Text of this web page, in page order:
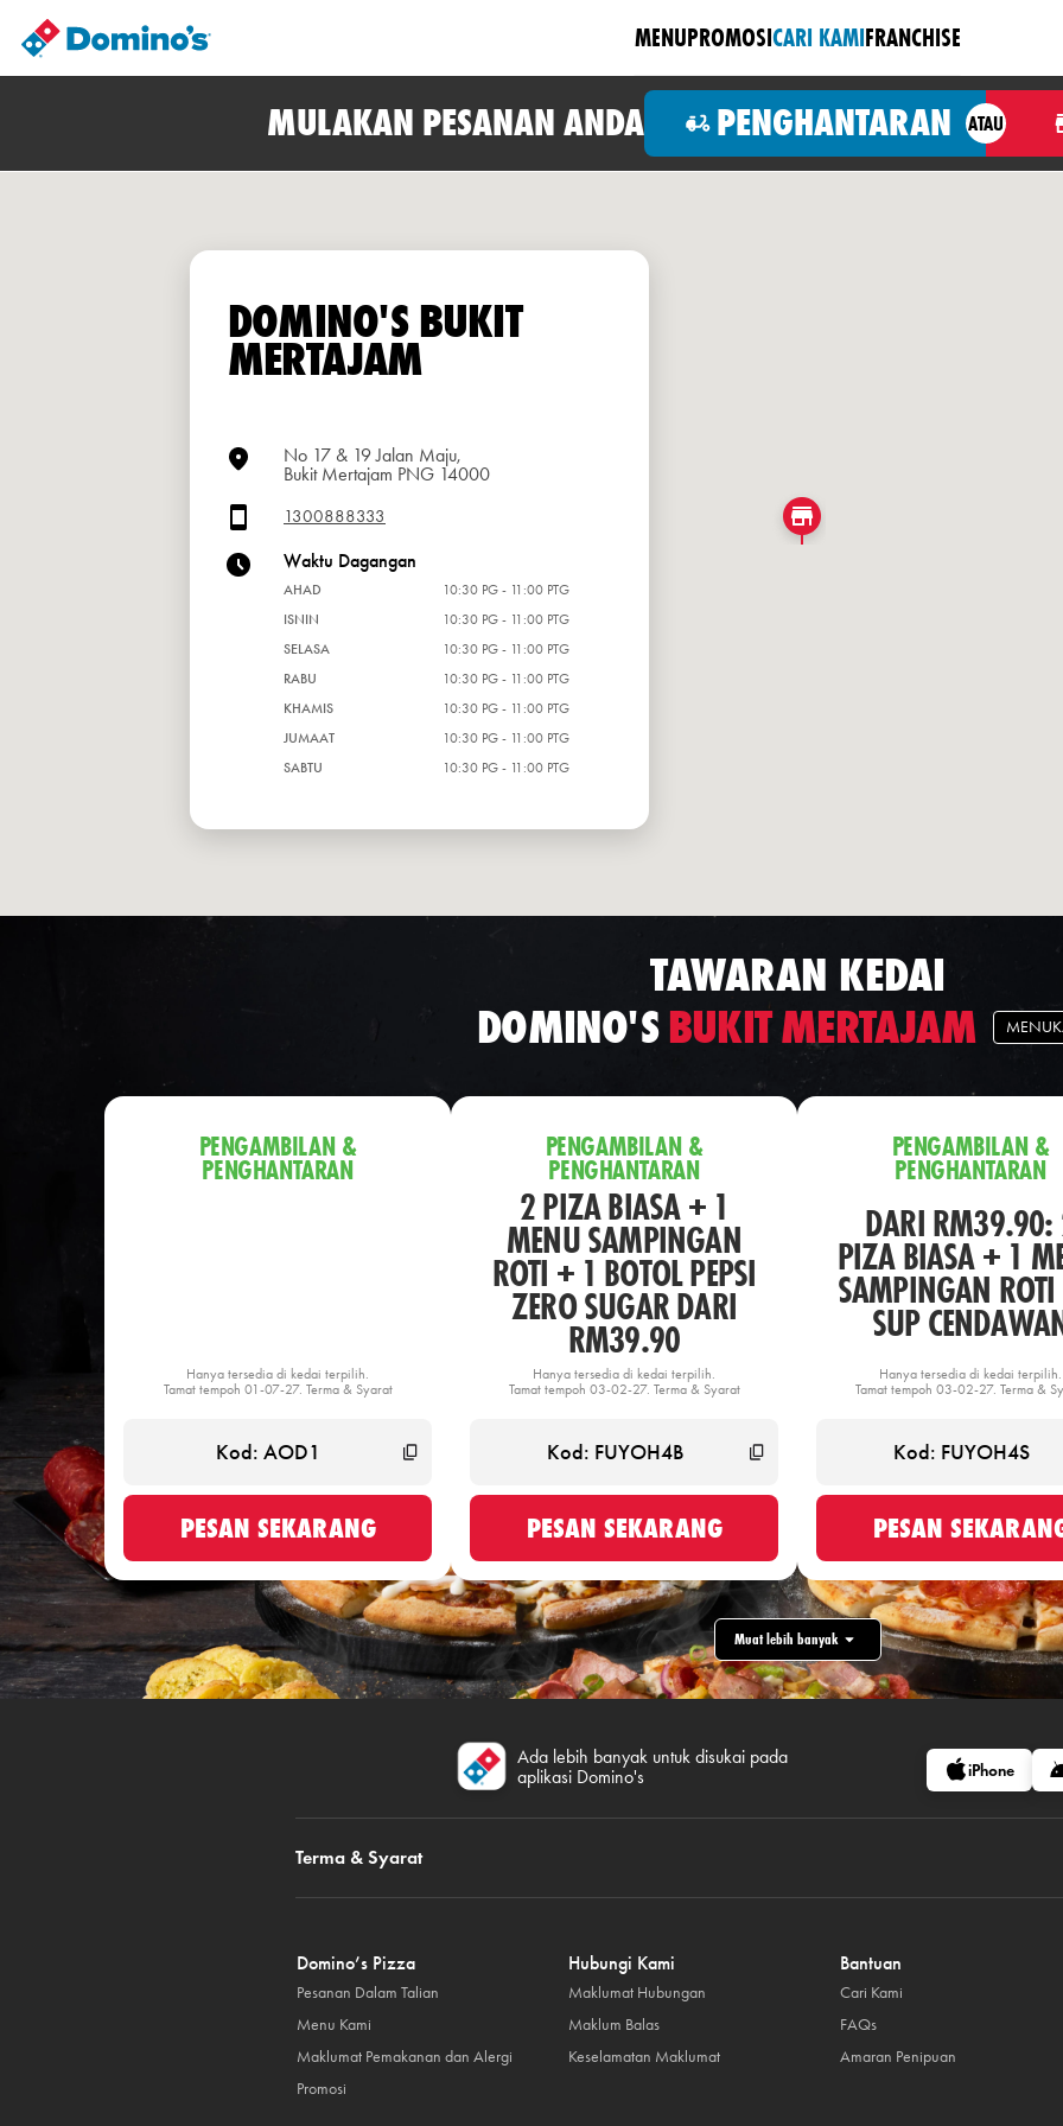
MENUPROMOSICARI KAMIFRANCHISE
MULAKAN PESANAN ANDA PENGHANTARAN ATAU
DOMINO'S BUKIT
MERTAJAM
No 17 & 19 Jalan Maju,
Bukit Mertajam PNG 14000
1300888333
Waktu Dagangan
AHAD
10:30 PG - 11:00 PTG
ISNIN
10:30 PG - 11:00 PTG
SELASA
10:30 PG - 11:00 PTG
RABU
10:30 PG - 11:00 PTG
KHAMIS
10:30 PG - 11:00 PTG
JUMAAT
10:30 PG - 11:00 PTG
SABTU
10:30 PG - 11:00 PTG
TAWARAN KEDAI
DOMINO'SBUKIT MERTAJAM
PENGAMBILAN &
PENGHANTARAN
Hanya tersedia di kedai terpilih.
Tamat tempoh 01-07-27. Terma & Syarat
PESAN SEKARANG
PENGAMBILAN &
PENGHANTARAN
2 PIZA BIASA + 1
MENU SAMPINGAN
ROTI + 1 BOTOL PEPSI
ZERO SUGAR DARI
RM39.90
Hanya tersedia di kedai terpilih.
Tamat tempoh 03-02-27. Terma & Syarat
PESAN SEKARANG
PENGAMBILAN &
PENGHANTARAN
DARI RM39.90:
PIZA BIASA + 1
SAMPINGAN
SUP
Hanya tersedia di kedai terpilih.
Tamat tempoh 03-02-27. Terma &
PESAN
Muat lebih banyak
Ada lebih banyak untuk disukai pada
aplikasi Domino's
iPhone
Terma & Syarat
Domino’s Pizza
Pesanan Dalam Talian
Menu Kami
Maklumat Pemakanan dan Alergi
Promosi
Hubungi Kami
Maklumat Hubungan
Maklum Balas
Keselamatan Maklumat
Bantuan
Cari Kami
FAQs
Amaran Penipuan